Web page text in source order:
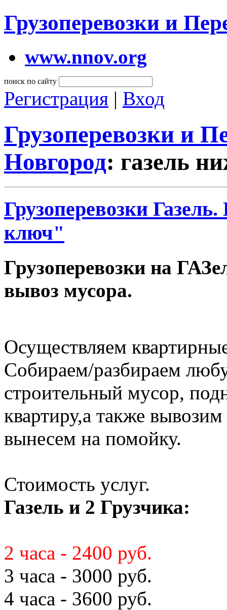
Грузоперевозки и
www.nnov.org
поиск по сайту
Регистрация | Вход
Грузоперевозки и
Новгород: газель
Грузоперевозки
ключ"
Грузоперевозки на
вывоз мусора.
Осуществляем
Собираем/разбираем
строительный мусор,
квартиру,а также
вынесем на помойку.
Стоимость услуг.
Газель и 2 Грузчика:
2 часа - 2400 руб.
3 часа - 3000 руб.
4 часа - 3600 руб.